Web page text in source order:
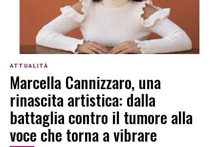
ATTUALITÀ
Marcella Cannizzaro, una
rinascita artistica: dalla
battaglia contro il tumore alla
voce che torna a vibrare